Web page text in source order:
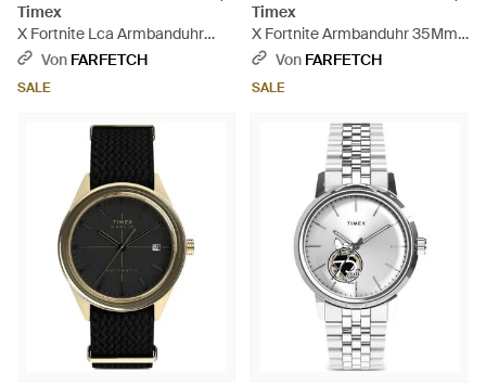
Timex
X Fortnite Lca Armbanduhr
35Mm - Schwarz
Von FARFETCH
SALE
Timex
X Fortnite Armbanduhr 35Mm -
GelbVon FARFETCH
SALE